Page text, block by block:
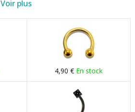
Voir plus
4,90 € En stock